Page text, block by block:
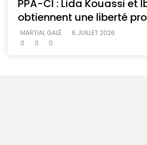
PPA-CI : Lida Kouassi et
obtiennent une liberté
MARTIAL GALÉ
6 JUILLET 2026
0
0 0